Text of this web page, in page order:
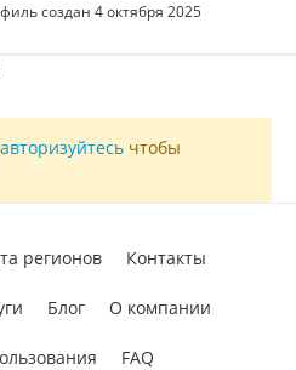
создан 4 октября 2025
авторизуйтесь чтобы
регионов Контакты
Блог О компании
FAQ